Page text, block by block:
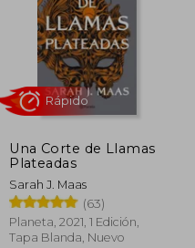
Una Corte de Llamas
Plateadas
Sarah J. Maas
(63)
Planeta, 2021, 1 Edición,
Tapa Blanda, Nuevo